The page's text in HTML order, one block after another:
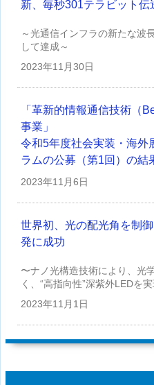
新、毎秒301テラビット伝
～光通信インフラの新たな波
して達成～
2023年11月30日
「革新的情報通信技術（
事業」
令和5年度社会実装・海外
ラムの公募（第1回）の結
2023年11月6日
世界初、光の配光角を制
発に成功
〜ナノ光構造技術により、光
く、“高指向性”深紫外LEDを
2023年11月1日